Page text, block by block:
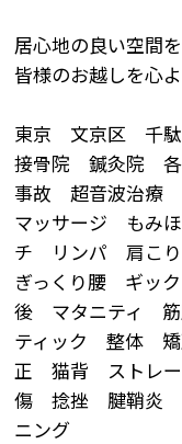
居心地の良い空間を
皆様のお越しを心
東京 文京区 千
接骨院 鍼灸院
事故 超音波治療
マッサージ もみ
チ リンパ 肩こ
ぎっくり腰 ギ
後 マタニティ 筋
ティック 整体
正 猫背 ストレ
傷 捻挫 腱鞘炎
ニング